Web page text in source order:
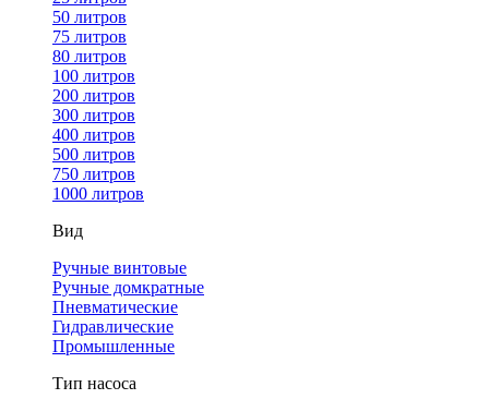
50 литров
75 литров
80 литров
100 литров
200 литров
300 литров
400 литров
500 литров
750 литров
1000 литров
Вид
Ручные винтовые
Ручные домкратные
Пневматические
Гидравлические
Промышленные
Тип насоса